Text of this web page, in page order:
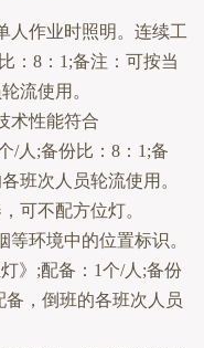
人作业时照明。连续工
：8：1;备注：可按当
流使用。
术性能符合
/人;备份比：8：1;备
班次人员轮流使用。
可不配方位灯。
环境中的位置标识。
》;配备：1个/人;备份
备，倒班的各班次人员